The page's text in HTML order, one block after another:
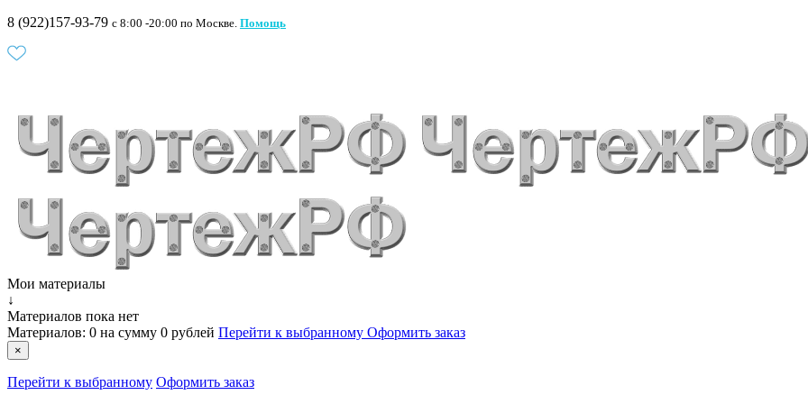
8 (922)157-93-79 c 8:00 -20:00 по Москве. Помощь
Мои материалы
↓
Материалов пока нет
Материалов: 0 на сумму 0 рублей Перейти к выбранному Оформить заказ
×
Перейти к выбранному Оформить заказ